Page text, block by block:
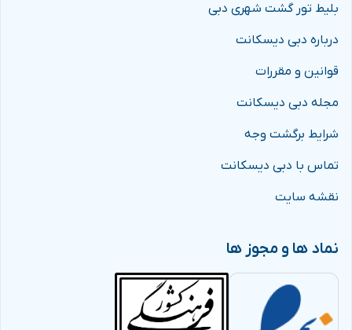
بلیط تور گشت شهری دبی
درباره دبی دیسکانت
قوانین و مقررات
مجله دبی دیسکانت
شرایط برگشت وجه
تماس با دبی دیسکانت
نقشه سایت
نماد ها و مجوز ها